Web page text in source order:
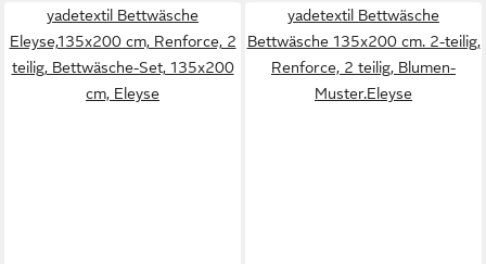
yadetextil Bettwäsche
Eleyse,135x200 cm, Renforce, 2
teilig, Bettwäsche-Set, 135x200
cm, Eleyse
yadetextil Bettwäsche
Bettwäsche 135x200 cm. 2-teilig,
Renforce, 2 teilig, Blumen-
Muster.Eleyse